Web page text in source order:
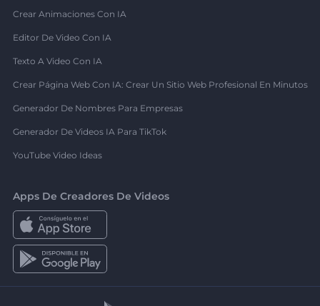
Crear Animaciones Con IA
Editor De Video Con IA
Texto A Video Con IA
Crear Página Web Con IA: Crear Un Sitio Web Profesional En Minutos
Generador De Nombres Para Empresas
Generador De Videos IA Para TikTok
YouTube Video Ideas
Apps De Creadores De Videos